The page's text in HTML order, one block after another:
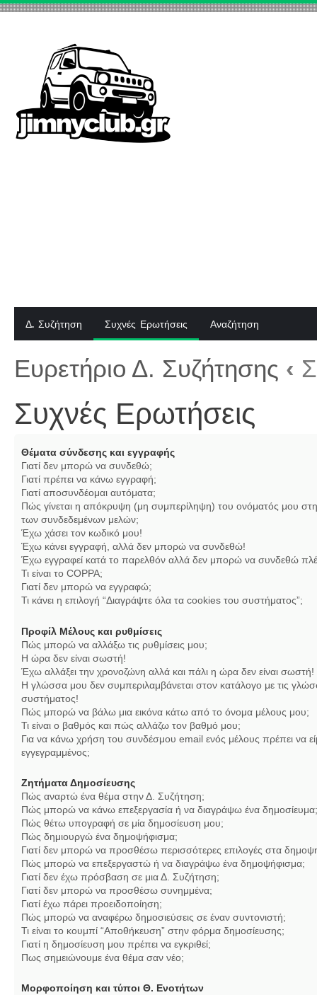
Δ. Συζήτηση Συχνές Ερωτήσεις Αναζήτηση
Ευρετήριο Δ. Συζήτησης ‹
Συχνές Ερωτήσεις
Θέματα σύνδεσης και εγγραφής
Γιατί δεν μπορώ να συνδεθώ;
Γιατί πρέπει να κάνω εγγραφή;
Γιατί αποσυνδέομαι αυτόματα;
Πώς γίνεται η απόκρυψη (μη συμπερίληψη) του ονόματός μου στη
των συνδεδεμένων μελών;
Έχω χάσει τον κωδικό μου!
Έχω κάνει εγγραφή, αλλά δεν μπορώ να συνδεθώ!
Έχω εγγραφεί κατά το παρελθόν αλλά δεν μπορώ να συνδεθώ
Τι είναι το COPPA;
Γιατί δεν μπορώ να εγγραφώ;
Τι κάνει η επιλογή “Διαγράψτε όλα τα cookies του συστήματος”;
Προφίλ Μέλους και ρυθμίσεις
Πώς μπορώ να αλλάξω τις ρυθμίσεις μου;
Η ώρα δεν είναι σωστή!
Έχω αλλάξει την χρονοζώνη αλλά και πάλι η ώρα δεν είναι σωστή!
Η γλώσσα μου δεν συμπεριλαμβάνεται στον κατάλογο με τις
συστήματος!
Πώς μπορώ να βάλω μια εικόνα κάτω από το όνομα μέλους μου;
Τι είναι ο βαθμός και πώς αλλάζω τον βαθμό μου;
Για να κάνω χρήση του συνδέσμου email ενός μέλους πρέπει να
εγγεγραμμένος;
Ζητήματα Δημοσίευσης
Πώς αναρτώ ένα θέμα στην Δ. Συζήτηση;
Πώς μπορώ να κάνω επεξεργασία ή να διαγράψω ένα δημοσίευμα;
Πώς θέτω υπογραφή σε μία δημοσίευση μου;
Πώς δημιουργώ ένα δημοψήφισμα;
Γιατί δεν μπορώ να προσθέσω περισσότερες επιλογές στα
Πώς μπορώ να επεξεργαστώ ή να διαγράψω ένα δημοψήφισμα;
Γιατί δεν έχω πρόσβαση σε μια Δ. Συζήτηση;
Γιατί δεν μπορώ να προσθέσω συνημμένα;
Γιατί έχω πάρει προειδοποίηση;
Πώς μπορώ να αναφέρω δημοσιεύσεις σε έναν συντονιστή;
Τι είναι το κουμπί “Αποθήκευση” στην φόρμα δημοσίευσης;
Γιατί η δημοσίευση μου πρέπει να εγκριθεί;
Πως σημειώνουμε ένα θέμα σαν νέο;
Μορφοποίηση και τύποι Θ. Ενοτήτων